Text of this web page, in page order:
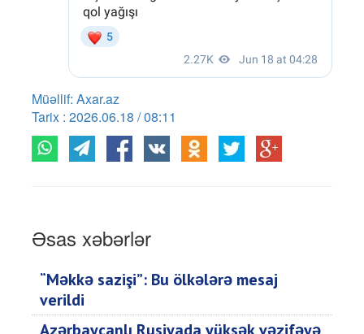
Müəllif: Axar.az
Tarix : 2026.06.18 / 08:11
Əsas xəbərlər
“Məkkə sazişi”: Bu ölkələrə mesaj
verildi